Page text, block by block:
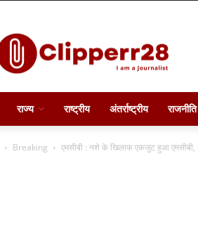
राज्य राष्ट्रीय अंतर्राष्ट्रीय राजनीति
Breaking एमसीबी : नशे के खिलाफ एकजुट हुआ